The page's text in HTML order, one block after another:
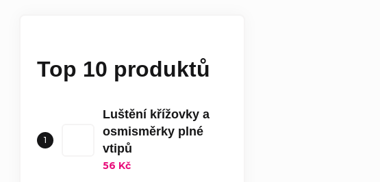
Top 10 produktů
Luštění křížovky a
osmisměrky plné
vtipů
56 Kč